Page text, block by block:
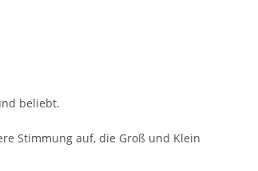
beliebt.
Stimmung auf, die Groß und Klein